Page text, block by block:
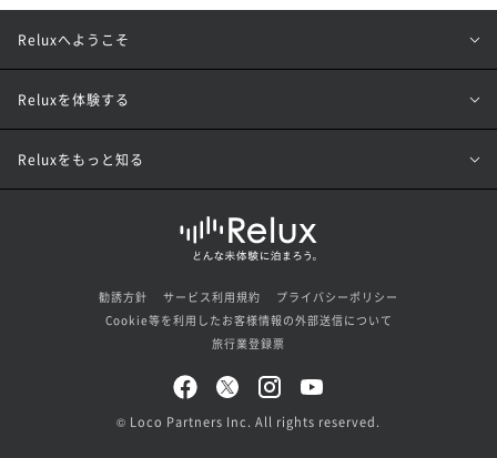
Reluxへようこそ
Reluxを体験する
Reluxをもっと知る
勧誘方針 サービス利用規約
プライバシーポリシー
Cookie等を利用したお客様情報の外部送信について
旅行業登録票
© Loco Partners Inc. All rights reserved.